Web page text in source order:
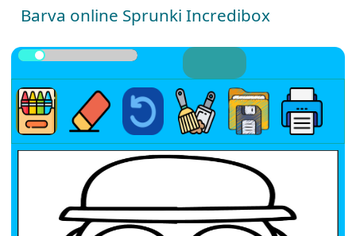
Barva online Sprunki Incredibox